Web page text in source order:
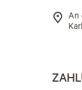
An